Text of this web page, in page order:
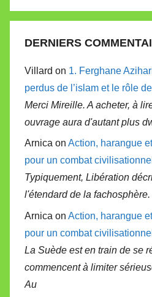
DERNIERS
Villard on 1. Ferghane
perdus de l’islam et le rôle
Merci Mireille. A acheter, à
ouvrage aura d'autant plus
Arnica on Action, harangue
pour un combat civilisationnel
Typiquement, Libération
l'étendard de la
Arnica on Action, harangue
pour un combat civilisationnel
La Suède est en train de se
commencent à limiter
Au